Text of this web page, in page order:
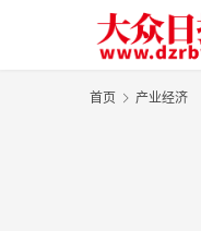
首页 产业经济